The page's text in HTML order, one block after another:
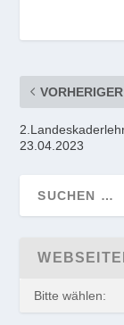
VORHERIGER
23.04.2023